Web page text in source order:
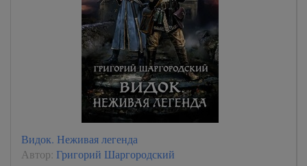
Видок. Неживая легенда
Автор: Григорий Шаргородский